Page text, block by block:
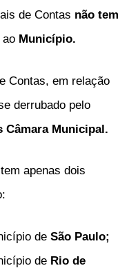
de Contas não tem
ao Município.
Contas, em relação
derrubado pelo
Câmara Municipal.
apenas dois
de São Paulo;
de Rio de